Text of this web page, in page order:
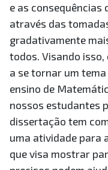
e as consequências
através das
gradativamente
todos. Visando
a se tornar um
ensino de
nossos estudantes
dissertação tem
uma atividade para
que visa mostrar